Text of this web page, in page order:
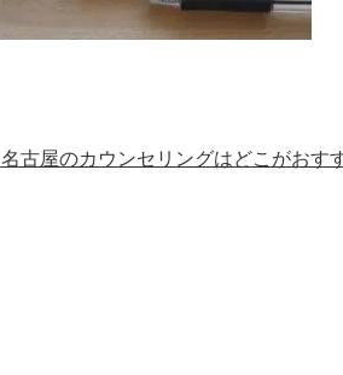
名古屋のカウンセリングはどこがおす